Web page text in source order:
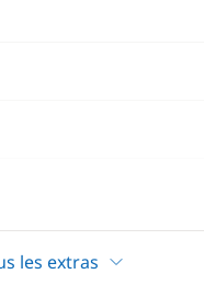
les extras